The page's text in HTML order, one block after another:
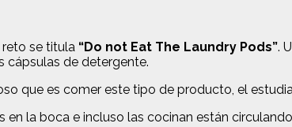
se titula “Do not Eat The Laundry Pods”.
cápsulas de detergente.
que es comer este tipo de producto, el
la boca e incluso las cocinan están